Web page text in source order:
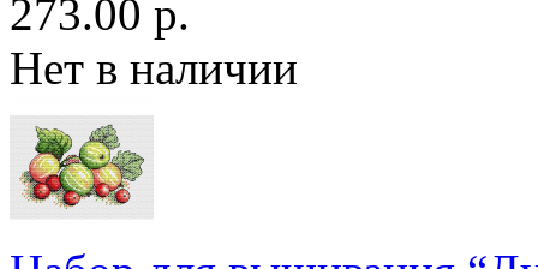
273.00 р.
Нет в наличии